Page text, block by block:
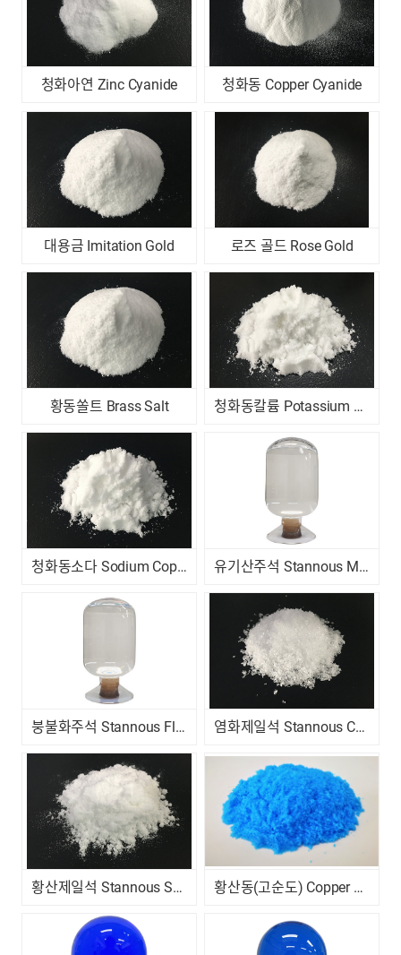
청화아연 Zinc Cyanide 청화동 Copper Cyanide
대용금 Imitation Gold 로즈 골드 Rose Gold
황동쏠트 Brass Salt 청화동칼륨 Potassium Copper Cyanide
청화동소다 Sodium Copper Cyanide 유기산주석 Stannous Methane Sulfonate
붕불화주석 Stannous Fluoborate 염화제일석 Stannous Chloride
황산제일석 Stannous Sulfate 황산동(고순도) Copper Sulfate(High Purity)